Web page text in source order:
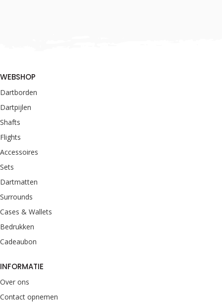
WEBSHOP
Dartborden
Dartpijlen
Shafts
Flights
Accessoires
Sets
Dartmatten
Surrounds
Cases & Wallets
Bedrukken
Cadeaubon
INFORMATIE
Over ons
Contact opnemen